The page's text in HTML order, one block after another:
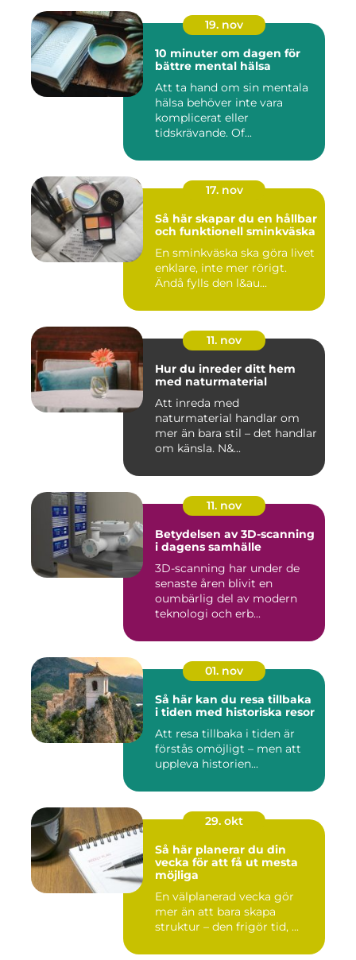
19. nov
10 minuter om dagen för
bättre mental hälsa
Att ta hand om sin mentala
hälsa behöver inte vara
komplicerat eller
tidskrävande. Of...
17. nov
Så här skapar du en hållbar
och funktionell sminkväska
En sminkväska ska göra livet
enklare, inte mer rörigt.
Ändå fylls den l&au...
11. nov
Hur du inreder ditt hem
med naturmaterial
Att inreda med
naturmaterial handlar om
mer än bara stil – det handlar
om känsla. N&...
11. nov
Betydelsen av 3D-scanning
i dagens samhälle
3D-scanning har under de
senaste åren blivit en
oumbärlig del av modern
teknologi och erb...
01. nov
Så här kan du resa tillbaka
i tiden med historiska resor
Att resa tillbaka i tiden är
förstås omöjligt – men att
uppleva historien...
29. okt
Så här planerar du din
vecka för att få ut mesta
möjliga
En välplanerad vecka gör
mer än att bara skapa
struktur – den frigör tid, ...